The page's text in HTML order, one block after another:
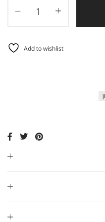
Add to wishlist